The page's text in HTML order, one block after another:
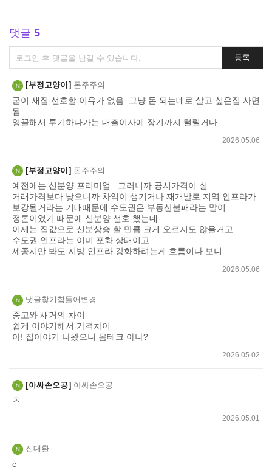
댓글 5
댓
글
쓰
기
등록
부정고양이 돈주주의
굳이 새집 선호할 이유가 없음. 그냥 돈 되는데로 살고 싶은집 사면
됨.
영끌해서 투기하다가는 대출이자에 장기까지 털릴거다
2026.05.06
부정고양이 돈주주의
예전에는 신분양 프리미엄 . 그러니까 공시가격이 실
거래가격보다 낮으니까 차익이 생기거나 재개발로 지역 인프라가
보강될거라는 기대때문에 수도권은 부동산불패라는 말이
정론이었기 때문에 신분양 선호 했는데.
이제는 집값으로 신분상승 할 만큼 크게 오르지도 않을거고.
수도권 인프라는 이미 포화 상태이고
세종시만 봐도 지방 인프라 강화하려는게 흐름이다 보니
2026.05.06
댓글찾기힘들어변경
중고와 새거의 차이
쉽게 이야기해서 가격차이
아! 집이야기 나왔으니 몸테크 아나?
2026.05.02
아싸손오공 아싸손오공
ㅊ
2026.05.01
진대환
c